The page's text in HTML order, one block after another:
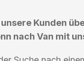
Kunden
nach Van mit